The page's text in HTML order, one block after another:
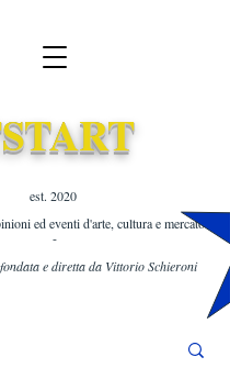
est. 2020 ​
ed eventi d'arte, cultura e mercato
-
e diretta da Vittorio Schieroni